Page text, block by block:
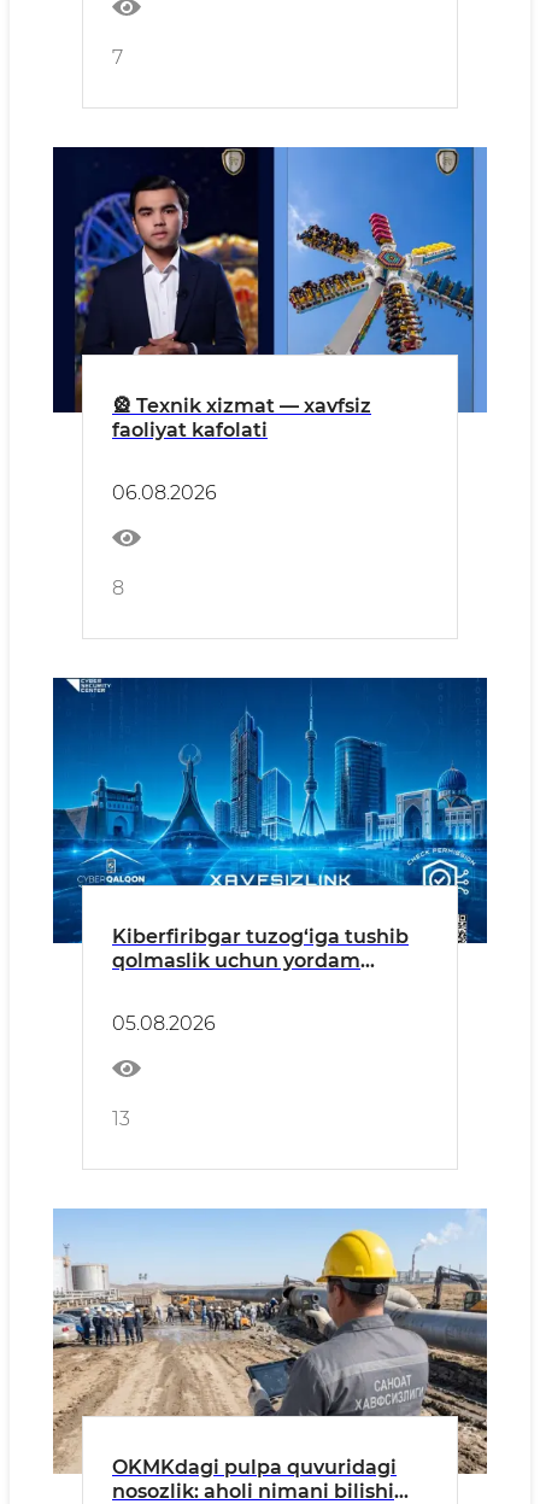
7
🎡 Texnik xizmat — xavfsiz
faoliyat kafolati
06.08.2026
8
Kiberfiribgar tuzog‘iga tushib
qolmaslik uchun yordam
05.08.2026
13
OKMKdagi pulpa quvuridagi
nosozlik: aholi nimani bilishi